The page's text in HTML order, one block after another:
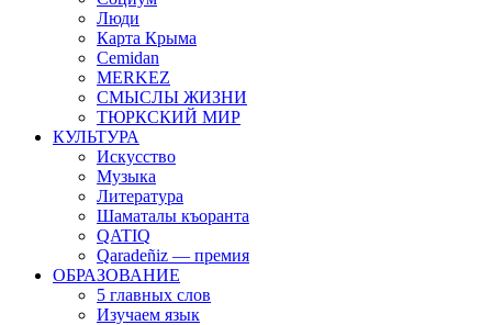
Люди
Карта Крыма
Cemidan
МERKEZ
СМЫСЛЫ ЖИЗНИ
ТЮРКСКИЙ МИР
КУЛЬТУРА
Искусство
Музыка
Литература
Шаматалы къоранта
QATIQ
Qaradeñiz — премия
ОБРАЗОВАНИЕ
5 главных слов
Изучаем язык